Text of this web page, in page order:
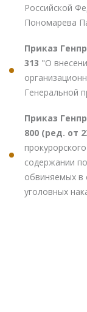
Российской
Пономарева
Приказ
313 "О
Генеральной
Приказ
800 (ред. от
содержании
обвиняемых в
уголовных